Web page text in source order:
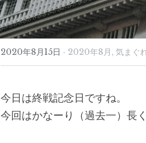
2020年8月15日 · 2020年8月, 気まぐ
今日は終戦記念日ですね。
今回はかなーり（過去一）長